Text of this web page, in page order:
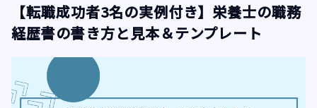
【転職成功者3名の実例付き】栄養士の職務
経歴書の書き方と見本＆テンプレート